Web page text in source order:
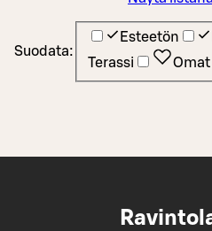
Suodata:
Esteetön
Terassi